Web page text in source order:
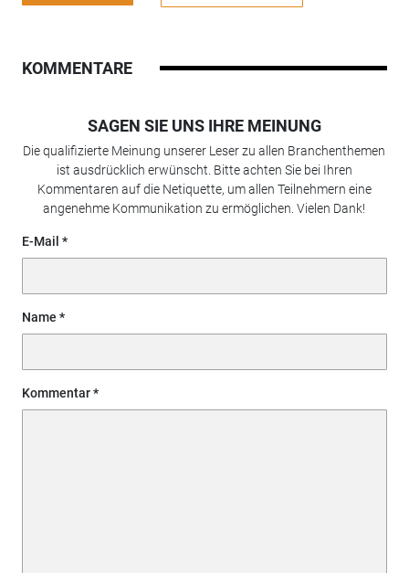
KOMMENTARE
SAGEN SIE UNS IHRE MEINUNG
Die qualifizierte Meinung unserer Leser zu allen Branchenthemen
ist ausdrücklich erwünscht. Bitte achten Sie bei Ihren
Kommentaren auf die Netiquette, um allen Teilnehmern eine
angenehme Kommunikation zu ermöglichen. Vielen Dank!
E-Mail
Name
Kommentar